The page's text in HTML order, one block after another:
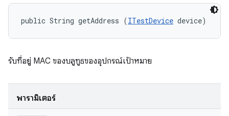
public String getAddress (ITestDevice device)
รับที่อยู่ MAC ของบลูทูธของอุปกรณ์เป้าหมาย
พารามิเตอร์